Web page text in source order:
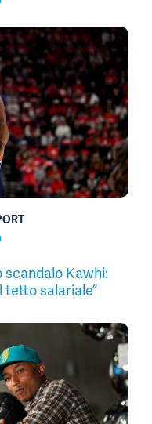
scandalo Kawhi:
tetto salariale”